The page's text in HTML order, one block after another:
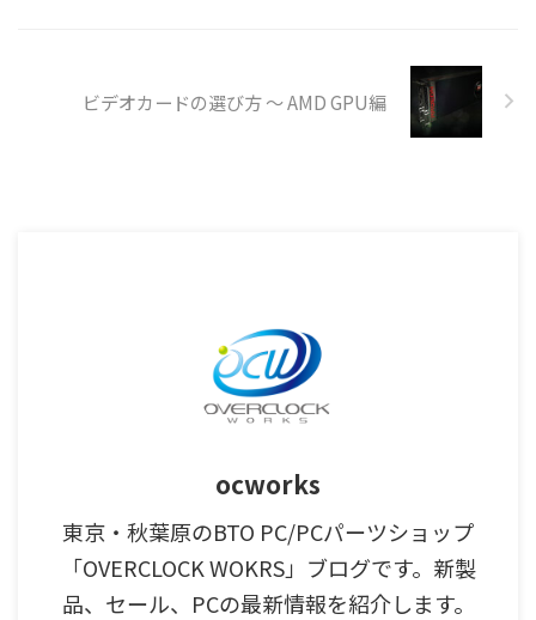
ビデオカードの選び方 ～ AMD GPU編
ocworks
東京・秋葉原のBTO PC/PCパーツショップ
「OVERCLOCK WOKRS」ブログです。新製
品、セール、PCの最新情報を紹介します。